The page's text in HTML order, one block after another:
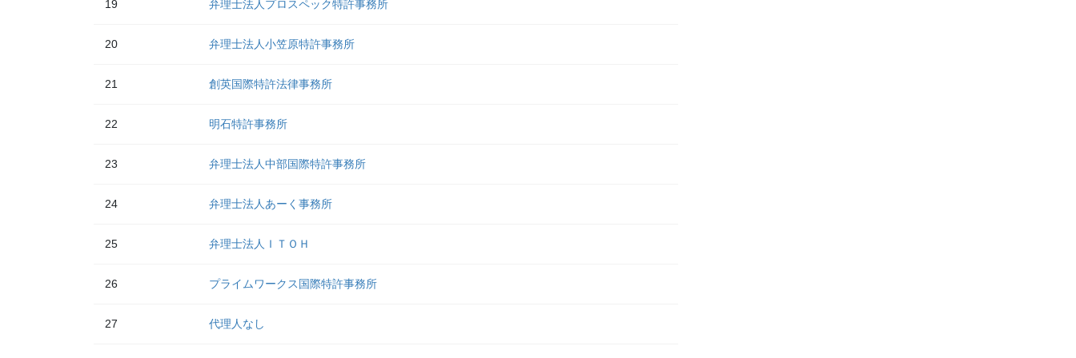
19 弁理士法人プロスペック特許事務所
20 弁理士法人小笠原特許事務所
21 創英国際特許法律事務所
22 明石特許事務所
23 弁理士法人中部国際特許事務所
24 弁理士法人あーく事務所
25 弁理士法人ＩＴＯＨ
26 プライムワークス国際特許事務所
27 代理人なし